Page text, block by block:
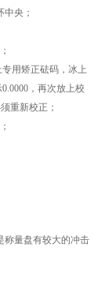
央；
用矫正砝码，冰上
，再次放上校
重新校正；
称量盘有较大的冲击